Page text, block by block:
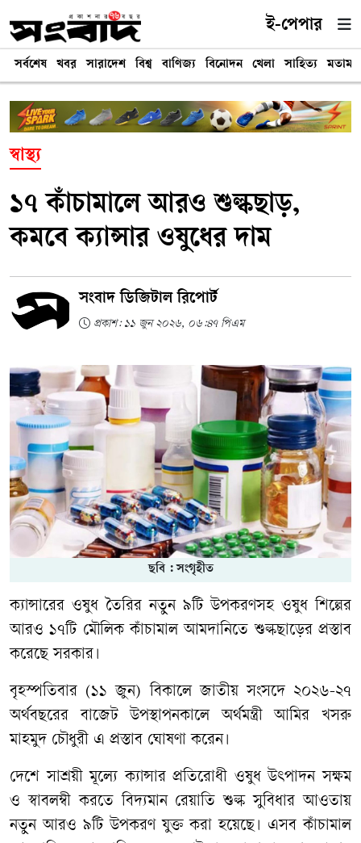
ই-পেপার
সর্বশেষ খবর সারাদেশ বিশ্ব বাণিজ্য বিনোদন খেলা সাহিত্য মতামত
স্বাস্থ্য
১৭ কাঁচামালে আরও শুল্কছাড়,
কমবে ক্যান্সার ওষুধের দাম
সংবাদ ডিজিটাল রিপোর্ট
প্রকাশ: ১১ জুন ২০২৬, ০৬:৪৭ পিএম
ছবি : সংগৃহীত
ক্যান্সারের ওষুধ তৈরির নতুন ৯টি উপকরণসহ ওষুধ শিল্পের
আরও ১৭টি মৌলিক কাঁচামাল আমদানিতে শুল্কছাড়ের প্রস্তাব
করেছে সরকার।
বৃহস্পতিবার (১১ জুন) বিকালে জাতীয় সংসদে ২০২৬-২৭
অর্থবছরের বাজেট উপস্থাপনকালে অর্থমন্ত্রী আমির খসরু
মাহমুদ চৌধুরী এ প্রস্তাব ঘোষণা করেন।
দেশে সাশ্রয়ী মূল্যে ক্যান্সার প্রতিরোধী ওষুধ উৎপাদন সক্ষম
ও স্বাবলম্বী করতে বিদ্যমান রেয়াতি শুল্ক সুবিধার আওতায়
নতুন আরও ৯টি উপকরণ যুক্ত করা হয়েছে। এসব কাঁচামাল